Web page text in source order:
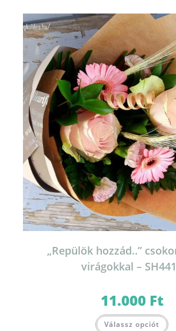
„Repülök hozzád..”
virágokkal –
11.000 Ft
Válassz opciót